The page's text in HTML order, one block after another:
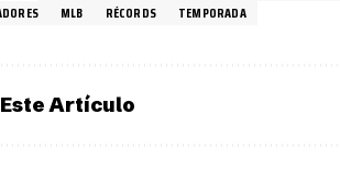
MLB RÉCORDS TEMPORADA
Artículo